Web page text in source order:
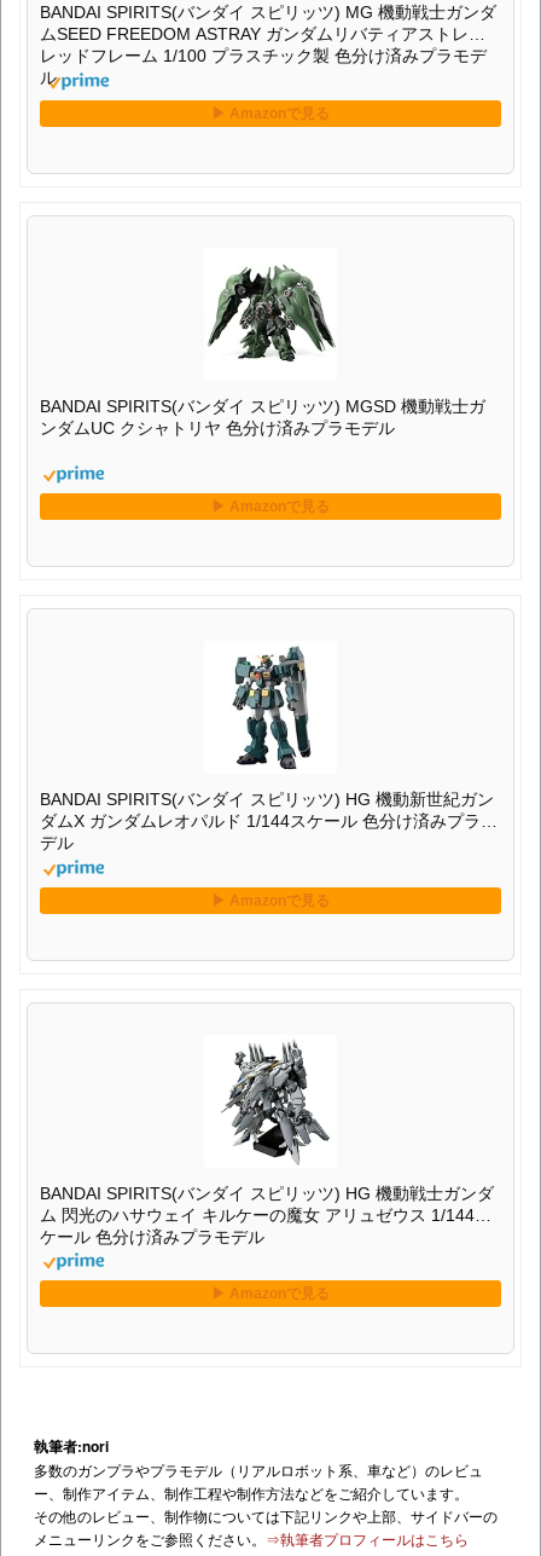
BANDAI SPIRITS(バンダイ スピリッツ) MG 機動戦士ガンダ
ムSEED FREEDOM ASTRAY ガンダムリバティアストレイ
レッドフレーム 1/100 プラスチック製 色分け済みプラモデ
ル
BANDAI SPIRITS(バンダイ スピリッツ) MGSD 機動戦士ガ
ンダムUC クシャトリヤ 色分け済みプラモデル
BANDAI SPIRITS(バンダイ スピリッツ) HG 機動新世紀ガン
ダムX ガンダムレオパルド 1/144スケール 色分け済みプラモ
デル
BANDAI SPIRITS(バンダイ スピリッツ) HG 機動戦士ガンダ
ム 閃光のハサウェイ キルケーの魔女 アリュゼウス 1/144ス
ケール 色分け済みプラモデル
執筆者:nori
多数のガンプラやプラモデル（リアルロボット系、車など）のレビュ
ー、制作アイテム、制作工程や制作方法などをご紹介しています。
その他のレビュー、制作物については下記リンクや上部、サイドバーの
メニューリンクをご参照ください。 ⇒執筆者プロフィールはこちら